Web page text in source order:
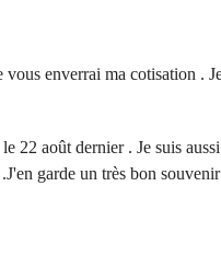
enverrai ma cotisation .
22 août dernier . Je suis
garde un très bon